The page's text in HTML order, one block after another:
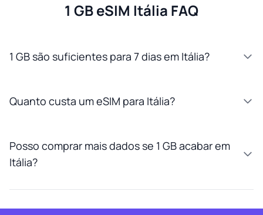
1 GB eSIM Itália FAQ
1 GB são suficientes para 7 dias em Itália?
Quanto custa um eSIM para Itália?
Posso comprar mais dados se 1 GB acabar em
Itália?